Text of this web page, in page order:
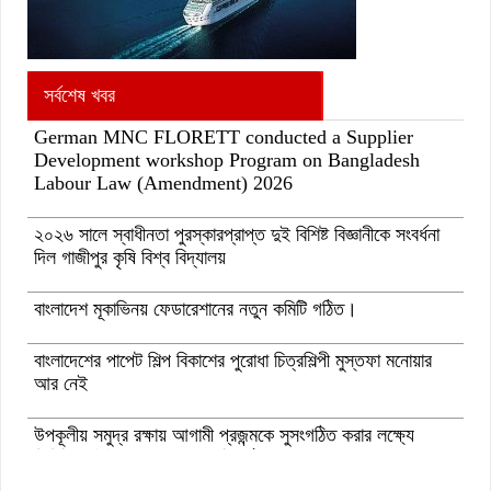
সর্বশেষ খবর
German MNC FLORETT conducted a Supplier
Development workshop Program on Bangladesh
Labour Law (Amendment) 2026
২০২৬ সালে স্বাধীনতা পুরস্কারপ্রাপ্ত দুই বিশিষ্ট বিজ্ঞানীকে সংবর্ধনা
দিল গাজীপুর কৃষি বিশ্ব বিদ্যালয়
বাংলাদেশ মূকাভিনয় ফেডারেশানের নতুন কমিটি গঠিত।
বাংলাদেশের পাপেট শিল্প বিকাশের পুরোধা চিত্রশিল্পী মুস্তফা মনোয়ার
আর নেই
উপকূলীয় সমুদ্র রক্ষায় আগামী প্রজন্মকে সুসংগঠিত করার লক্ষ্যে